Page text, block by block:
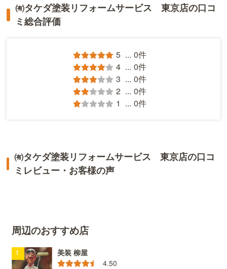
㈲タケダ塗装リフォームサービス 東京店の口コ
ミ総合評価
5 ... 0件
4 ... 0件
3 ... 0件
2 ... 0件
1 ... 0件
㈲タケダ塗装リフォームサービス 東京店の口コ
ミレビュー・お客様の声
周辺のおすすめ店
美装 柳屋
4.50